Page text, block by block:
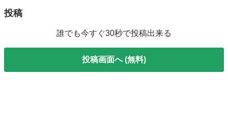
投稿
誰でも今すぐ30秒で投稿出来る
投稿画面へ (無料)